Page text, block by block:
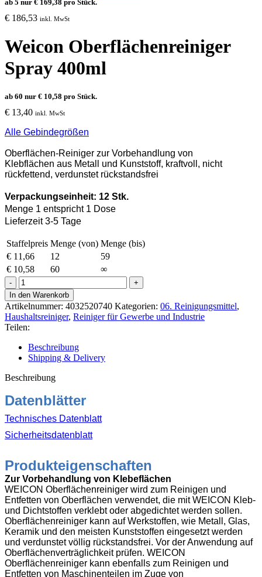
ab 5 nur € 169,38 pro Stück.
€ 186,53 inkl. MwSt
Weicon Oberflächenreiniger
Spray 400ml
ab 60 nur € 10,58 pro Stück.
€ 13,40 inkl. MwSt
Alle Gebindegrößen
Oberflächen-Reiniger zur Vorbehandlung von
Klebflächen aus Metall und Kunststoff, kraftvoll, nicht
rückfettend, verdunstet rückstandsfrei
Verpackungseinheit: 12 Stk.
Menge 1 entspricht 1 Dose
Lieferzeit 3-5 Tage
Staffelpreis Menge (von) Menge (bis)
€ 11,66 12
59
€ 10,58 60
∞
Weicon
Oberflächenreiniger
Spray
400ml
Menge
In den Warenkorb
Artikelnummer: 4032520740 Kategorien: 06. Reinigungsmittel,
Haushaltsreiniger, Reiniger für Gewerbe und Industrie
Teilen:
Beschreibung
Shipping & Delivery
Beschreibung
Datenblätter
Technisches Datenblatt
Sicherheitsdatenblatt
Produkteigenschaften
Zur Vorbehandlung von Klebeflächen
WEICON Oberflächenreiniger wird zum Reinigen und
Entfetten von Oberflächen verwendet, die mit WEICON Kleb-
und Dichtstoffen verklebt oder abgedichtet werden sollen.
Oberflächenreiniger kann auf Werkstoffen, wie Metall, Glas,
Keramik und den meisten Kunststoffen eingesetzt werden
und verdunstet völlig rückstandsfrei. Vor der Anwendung auf
Oberflächenverträglichkeit prüfen. WEICON
Oberflächenreiniger kann ebenfalls zum Reinigen und
Entfetten von Maschinenteilen im Zuge von